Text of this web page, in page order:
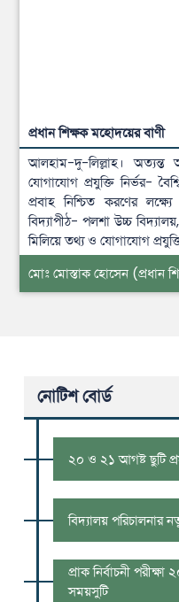
প্রধান শিক্ষক মহোদয়ের বাণী
আলহাম-দু-লিল্লাহ।
যোগাযোগ প্রযুক্তি নির্ভর-
প্রবাহ নিশ্চিত করণের
বিদ্যাপীঠ- পলশা উচ্চ
মিলিয়ে তথ্য ও যোগাযোগ
মোঃ মোস্তাক হোসেন (প্রধান
নোটিশ বোর্ড
২০ ও ২১ আগষ্ট ছুটি
বিদ্যালয় পরিচালনার
প্রাক নির্বাচনী
সময়সুটি